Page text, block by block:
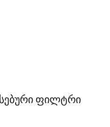
ფილტრი